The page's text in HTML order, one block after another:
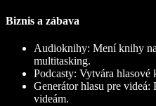
Biznis a zábava
Audioknihy: Mení knihy
multitasking.
Podcasty: Vytvára hlasové
Generátor hlasu pre videá:
videám.